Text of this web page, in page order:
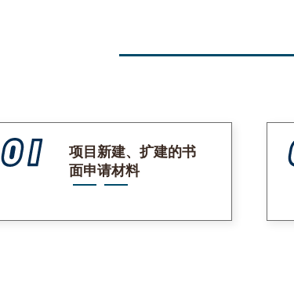
项目新建、扩建的书
面申请材料